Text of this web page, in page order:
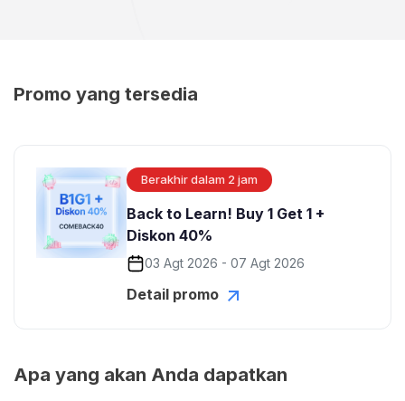
Promo yang tersedia
Berakhir dalam 2 jam
Back to Learn! Buy 1 Get 1 +
Diskon 40%
03 Agt 2026 - 07 Agt 2026
Detail promo
Apa yang akan Anda dapatkan